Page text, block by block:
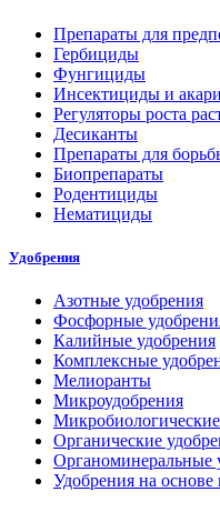
Препараты для
Гербициды
Фунгициды
Инсектициды и
Регуляторы роста
Десиканты
Препараты для
Биопрепараты
Родентициды
Нематициды
Удобрения
Азотные удобрения
Фосфорные
Калийные удобрения
Комплексные
Мелиоранты
Микроудобрения
Органические
Органоминеральные
Удобрения на